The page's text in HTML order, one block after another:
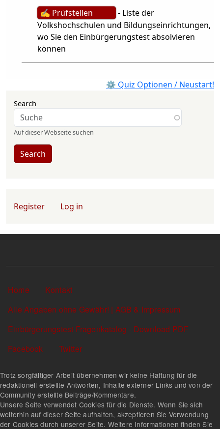
✍ Prüfstellen
- Liste der
Volkshochschulen und Bildungseinrichtungen,
wo Sie den Einbürgerungstest absolvieren
können
⚙ Quiz Optionen / Neustart!
Search
Auf dieser Webseite suchen
Search
User account menu
Register Log in
Sekundärlinks
Home
Kontakt
Alle Angaben ohne Gewähr! | AGB & Impressum
Einbürgerungstest Fragenkatalog - Download PDF
Facebook
Twitter
Trotz sorgfältiger Arbeit übernehmen wir keine Haftung für die
redaktionell erstellte Antworten, Inhalte externer Links und von der
Community erstellte Beiträge/Kommentare.
Unsere Seite verwendet Cookies für die Dienste. Wenn Sie sich
weiterhin auf dieser Seite aufhalten, akzeptieren Sie Verwendung
der Cookies durch unserer Seite. Weitere Informationen finden Sie